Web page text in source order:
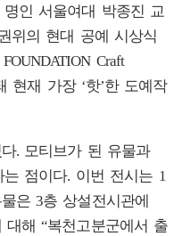
인 서울여대 박종진 교
위의 현대 공예 시상식
Craft
현재 가장 ‘핫’한 도예작
. 모티브가 된 유물과
점이다. 이번 전시는 1
은 3층 상설전시관에
해 “복천고분군에서 출